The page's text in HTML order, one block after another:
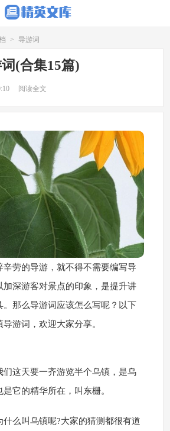
> 导游词
(合集15篇)
阅读全文
辛劳的导游，就不得不需要编写导
加深游客对景点的印象，是提升讲
。那么导游词应该怎么写呢？以下
游词，欢迎大家分享。
们这天要一齐游览半个乌镇，是乌
它的精华所在，叫东栅。
什么叫乌镇呢?大家的猜测都很有道